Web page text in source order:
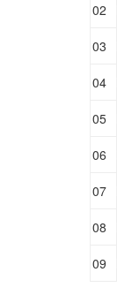
02
03
04
05
06
07
08
09